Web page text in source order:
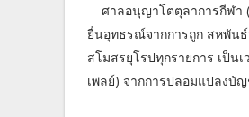
ศาลอนุญาโตตุลาการกีฬา (
ยื่นอุทธรณ์จากการถูก สหพัน
สโมสรยุโรปทุกรายการ เป็น
เพลย์) จากการปลอมแปลงบั